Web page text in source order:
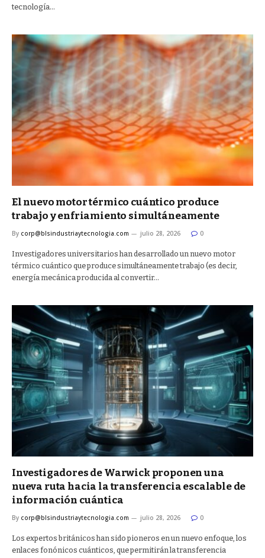
tecnología…
El nuevo motor térmico cuántico produce
trabajo y enfriamiento simultáneamente
By corp@blsindustriaytecnologia.com julio 28, 2026 0
Investigadores universitarios han desarrollado un nuevo motor
térmico cuántico que produce simultáneamente trabajo (es decir,
energía mecánica producida al convertir…
Investigadores de Warwick proponen una
nueva ruta hacia la transferencia escalable de
información cuántica
By corp@blsindustriaytecnologia.com julio 28, 2026 0
Los expertos británicos han sido pioneros en un nuevo enfoque, los
enlaces fonónicos cuánticos, que permitirán la transferencia